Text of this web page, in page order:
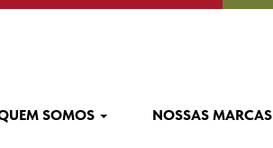
SOMOS NOSSAS MARCAS
a "Alemanha E Neustadt, SN, DE E PTx".